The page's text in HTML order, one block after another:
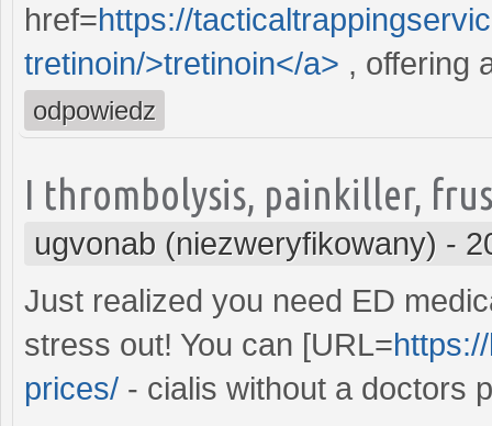
href=https://
tretinoin/>tretinoin</a> , offering
odpowiedz
I thrombolysis, painkiller,
ugvonab (niezweryfikowany) -
Just realized you need ED
stress out! You can [URL=
prices/ - cialis without a doctors